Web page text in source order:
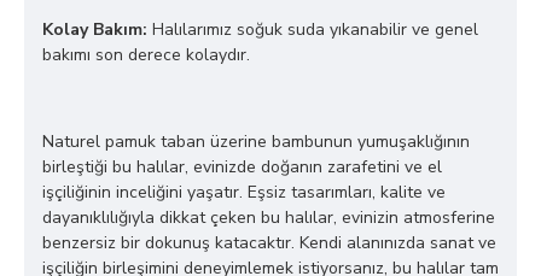
Kolay Bakım: Halılarımız soğuk suda yıkanabilir ve genel
bakımı son derece kolaydır.
Naturel pamuk taban üzerine bambunun yumuşaklığının
birleştiği bu halılar, evinizde doğanın zarafetini ve el
işçiliğinin inceliğini yaşatır. Eşsiz tasarımları, kalite ve
dayanıklılığıyla dikkat çeken bu halılar, evinizin atmosferine
benzersiz bir dokunuş katacaktır. Kendi alanınızda sanat ve
işçiliğin birleşimini deneyimlemek istiyorsanız, bu halılar tam